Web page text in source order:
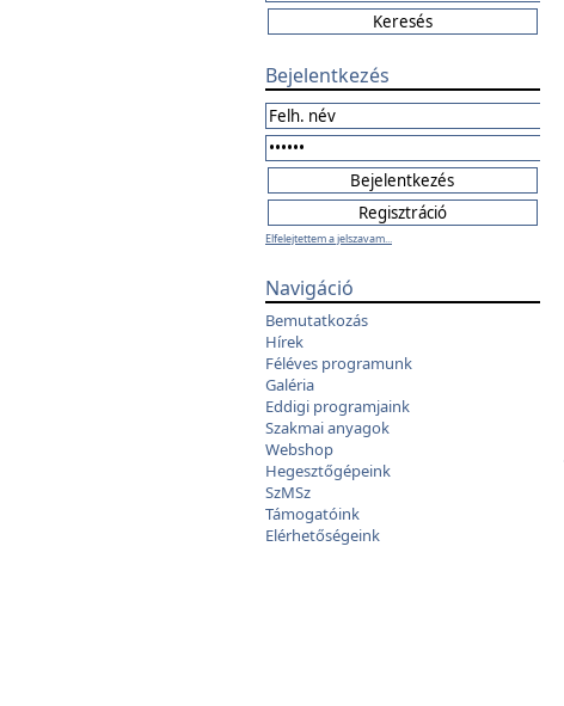
Bejelentkezés
Elfelejtettem a jelszavam...
Navigáció
Bemutatkozás
Hírek
Féléves programunk
Galéria
Eddigi programjaink
Szakmai anyagok
Webshop
Hegesztőgépeink
SzMSz
Támogatóink
Elérhetőségeink